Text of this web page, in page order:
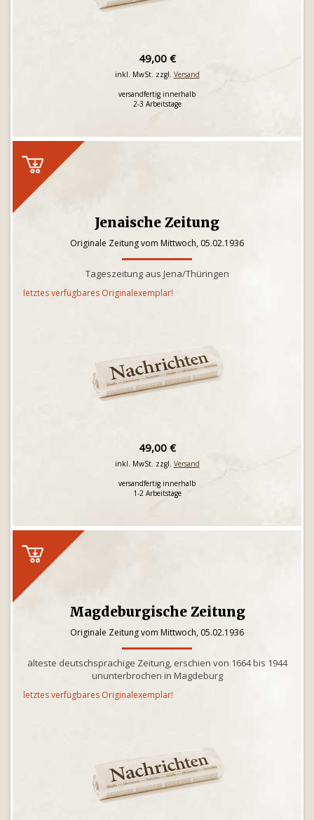
49,00 €
inkl. MwSt. zzgl. Versand
versandfertig innerhalb
2-3 Arbeitstage
Jenaische Zeitung
Originale Zeitung vom Mittwoch, 05.02.1936
Tageszeitung aus Jena/Thüringen
letztes verfügbares Originalexemplar!
49,00 €
inkl. MwSt. zzgl. Versand
versandfertig innerhalb
1-2 Arbeitstage
Magdeburgische Zeitung
Originale Zeitung vom Mittwoch, 05.02.1936
älteste deutschsprachige Zeitung, erschien von 1664 bis 1944
ununterbrochen in Magdeburg
letztes verfügbares Originalexemplar!